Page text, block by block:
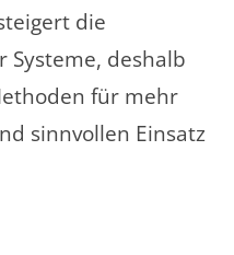
die
Systeme, deshalb
für mehr
sinnvollen Einsatz